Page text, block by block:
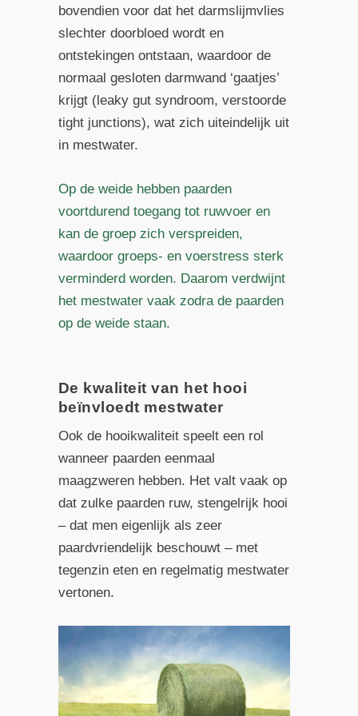
bovendien voor dat het darmslijmvlies
slechter doorbloed wordt en
ontstekingen ontstaan, waardoor de
normaal gesloten darmwand ‘gaatjes’
krijgt (leaky gut syndroom, verstoorde
tight junctions), wat zich uiteindelijk uit
in mestwater.
Op de weide hebben paarden
voortdurend toegang tot ruwvoer en
kan de groep zich verspreiden,
waardoor groeps- en voerstress sterk
verminderd worden. Daarom verdwijnt
het mestwater vaak zodra de paarden
op de weide staan.
De kwaliteit van het hooi
beïnvloedt mestwater
Ook de hooi­kwaliteit speelt een rol
wanneer paarden eenmaal
maagzweren hebben. Het valt vaak op
dat zulke paarden ruw, stengelrijk hooi
– dat men eigenlijk als zeer
paardvriendelijk beschouwt – met
tegenzin eten en regelmatig mestwater
vertonen.